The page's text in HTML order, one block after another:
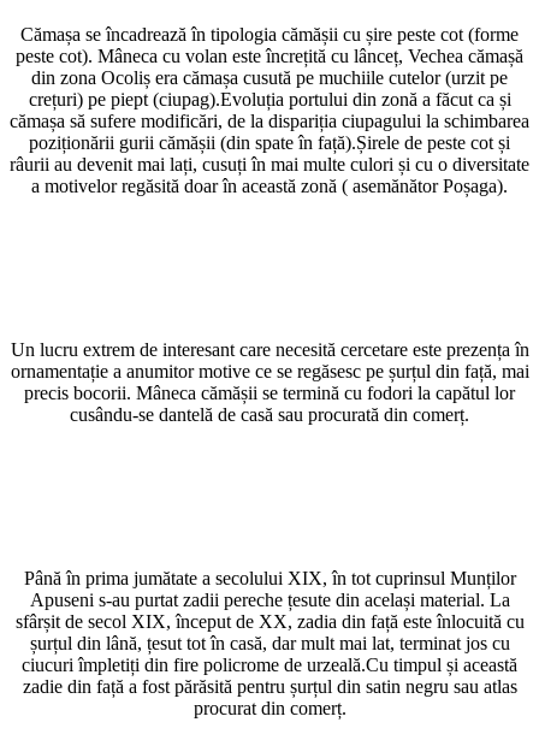
Cămașa se încadrează în tipologia cămășii cu șire peste cot (forme
peste cot). Mâneca cu volan este încrețită cu lânceț, Vechea cămașă
din zona Ocoliș era cămașa cusută pe muchiile cutelor (urzit pe
crețuri) pe piept (ciupag).Evoluția portului din zonă a făcut ca și
cămașa să sufere modificări, de la dispariția ciupagului la schimbarea
poziționării gurii cămășii (din spate în față).Șirele de peste cot și
râurii au devenit mai lați, cusuți în mai multe culori și cu o diversitate
a motivelor regăsită doar în această zonă ( asemănător Poșaga).
Un lucru extrem de interesant care necesită cercetare este prezența în
ornamentație a anumitor motive ce se regăsesc pe șurțul din față, mai
precis bocorii. Mâneca cămășii se termină cu fodori la capătul lor
cusându-se dantelă de casă sau procurată din comerț.
Până în prima jumătate a secolului XIX, în tot cuprinsul Munților
Apuseni s-au purtat zadii pereche țesute din același material. La
sfârșit de secol XIX, început de XX, zadia din față este înlocuită cu
șurțul din lână, țesut tot în casă, dar mult mai lat, terminat jos cu
ciucuri împletiți din fire policrome de urzeală.Cu timpul și această
zadie din față a fost părăsită pentru șurțul din satin negru sau atlas
procurat din comerț.